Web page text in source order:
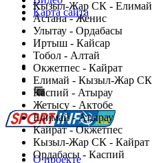
Кызыл-Жар СК - Елимай
Астана - Женис
Улытау - Ордабасы
Иртыш - Кайсар
Тобол - Алтай
Окжетпес - Кайрат
Елимай - Кызыл-Жар СК
Каспий - Атырау
Жетысу - Актобе
Елимай - Атырау
Кайрат - Окжетпес
Кызыл-Жар СК - Кайрат
Ордабасы - Каспий
Карта сайта
Есть идея?
Сообщить о
Перейти на старый сайт
О проекте